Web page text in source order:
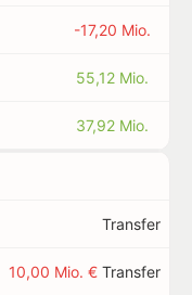
-17,20 Mio.
55,12 Mio.
37,92 Mio.
Transfer
10,00 Mio. € Transfer